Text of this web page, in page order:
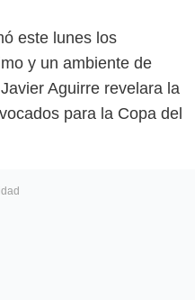
este lunes los
y un ambiente de
Aguirre revelara la
para la Copa del